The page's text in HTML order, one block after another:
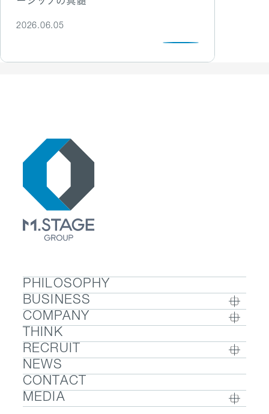
2026.06.05
PHILOSOPHY
BUSINESS
BUSINESS TOP
- ウェルビーイング
- 医療人材
- 医業承継M&A
COMPANY
COMPANY TOP / グループ代表挨拶・会社概
要
- グループ企業一覧・事業拠点
- 数字で見るエムステージグループ
THINK
RECRUIT
RECRUIT TOP
- 採用メッセージ
- 社内制度
NEWS
CONTACT
MEDIA